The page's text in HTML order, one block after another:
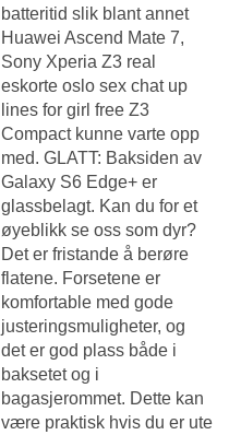
batteritid slik blant annet
Huawei Ascend Mate 7,
Sony Xperia Z3 real
eskorte oslo sex chat up
lines for girl free Z3
Compact kunne varte opp
med. GLATT: Baksiden av
Galaxy S6 Edge+ er
glassbelagt. Kan du for et
øyeblikk se oss som dyr?
Det er fristande å berøre
flatene. Forsetene er
komfortable med gode
justeringsmuligheter, og
det er god plass både i
baksetet og i
bagasjerommet. Dette kan
være praktisk hvis du er ute